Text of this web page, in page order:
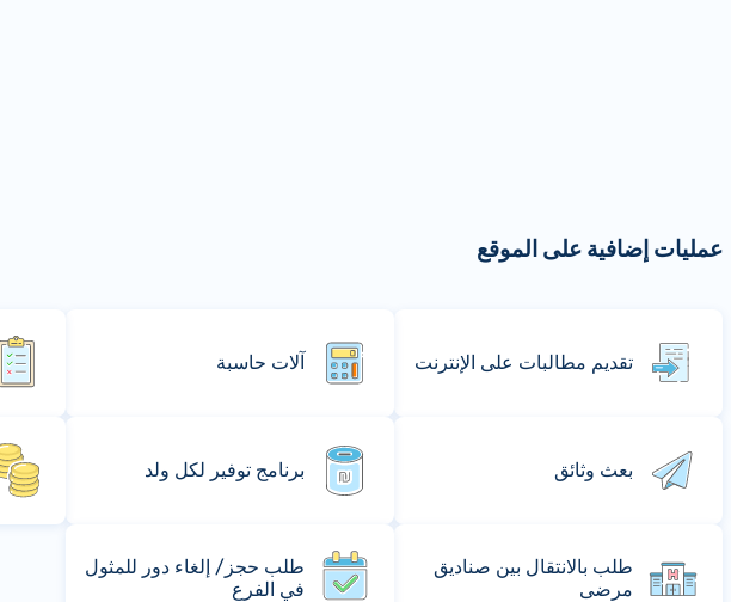
عمليات إضافية على الموقع
تقديم مطالبات على الإنترنت آلات حاسبة
بعث وثائق برنامج توفير لكل ولد
طلب بالانتقال بين صناديق
مرضى
طلب حجز/ إلغاء دور للمثول
في الفرع